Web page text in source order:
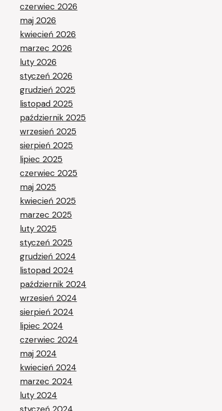
czerwiec 2026
maj 2026
kwiecień 2026
marzec 2026
luty 2026
styczeń 2026
grudzień 2025
listopad 2025
październik 2025
wrzesień 2025
sierpień 2025
lipiec 2025
czerwiec 2025
maj 2025
kwiecień 2025
marzec 2025
luty 2025
styczeń 2025
grudzień 2024
listopad 2024
październik 2024
wrzesień 2024
sierpień 2024
lipiec 2024
czerwiec 2024
maj 2024
kwiecień 2024
marzec 2024
luty 2024